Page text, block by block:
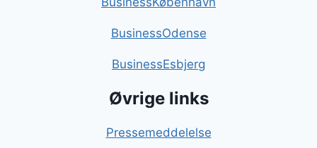
BusinessOdense
BusinessEsbjerg
Øvrige links
Pressemeddelelse